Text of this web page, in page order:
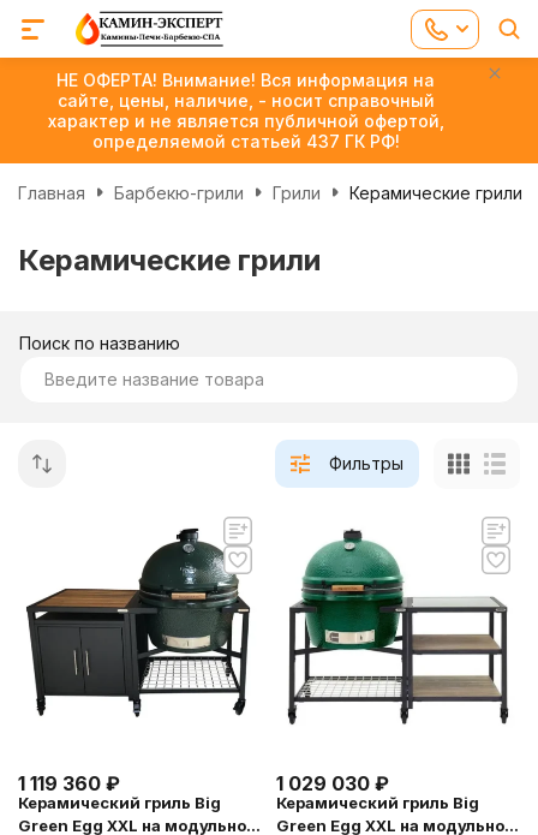
НЕ ОФЕРТА! Внимание! Вся информация на
сайте, цены, наличие, - носит справочный
характер и не является публичной офертой,
определяемой статьей 437 ГК РФ!
Главная Барбекю-грили Грили Керамические грили
Керамические грили
Поиск по названию
Фильтры
1 119 360 ₽
Керамический гриль Big
Green Egg XXL на модульной
1 029 030 ₽
Керамический гриль Big
Green Egg XXL на модульной